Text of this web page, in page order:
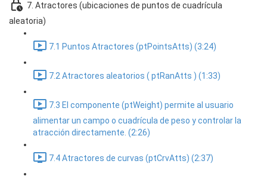
7. Atractores (ubicaciones de puntos de cuadrícula
aleatoria)
7.1 Puntos Atractores (ptPointsAtts) (3:24)
7.2 Atractores aleatorios ( ptRanAtts ) (1:33)
7.3 El componente (ptWeight) permite al usuario
alimentar un campo o cuadrícula de peso y controlar la
atracción directamente. (2:26)
7.4 Atractores de curvas (ptCrvAtts) (2:37)